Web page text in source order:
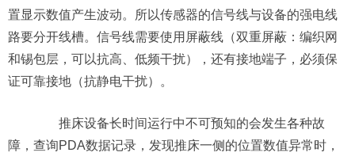
置显示数值产生波动。所以传感器的信号线与设备的强电线
路要分开线槽。信号线需要使用屏蔽线（双重屏蔽：编织网
和锡包层，可以抗高、低频干扰），还有接地端子，必须保
证可靠接地（抗静电干扰）。
推床设备长时间运行中不可预知的会发生各种故
障，查询PDA数据记录，发现推床一侧的位置数值异常时，